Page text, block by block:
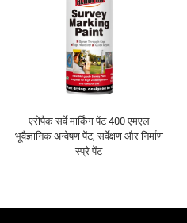
एरोपैक सर्वे मार्किंग पेंट 400 एमएल
भूवैज्ञानिक अन्वेषण पेंट, सर्वेक्षण और निर्माण
स्प्रे पेंट